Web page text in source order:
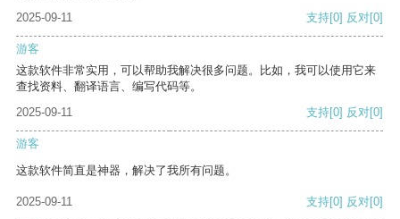
2025-09-11
支持[0] 反对[0]
游客
这款软件非常实用，可以帮助我解决很多问题。比如，我可以使用它来
查找资料、翻译语言、编写代码等。
2025-09-11
支持[0] 反对[0]
游客
这款软件简直是神器，解决了我所有问题。
2025-09-11 支持[0] 反对[0]